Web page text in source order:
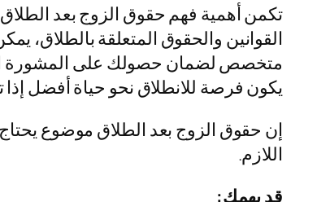
تكمن أهمية فهم حقوق الزوج بعد
القوانين والحقوق المتعلقة بالطلاق،
متخصص لضمان حصولك على المشورة
يكون فرصة للانطلاق نحو حياة أفضل
إن حقوق الزوج بعد الطلاق موضوع
اللازم.
قد يهمك: